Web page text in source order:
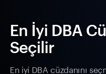
En İyi DBA
Seçilir
En iyi DBA cüzdanını